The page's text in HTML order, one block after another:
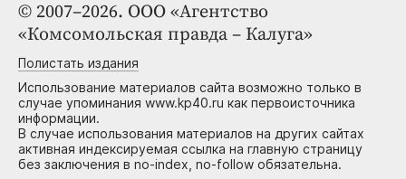
© 2007–2026. ООО «Агентство
«Комсомольская правда – Калуга»
Полистать издания
Использование материалов сайта возможно только в
случае упоминания www.kp40.ru как первоисточника
информации.
В случае использования материалов на других сайтах
активная индексируемая ссылка на главную страницу
без заключения в no-index, no-follow обязательна.